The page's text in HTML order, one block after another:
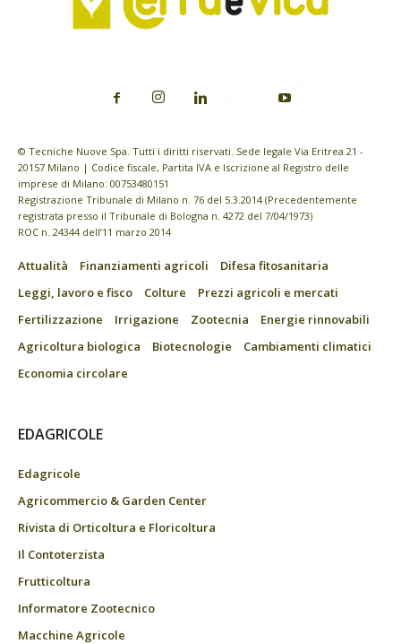
© Tecniche Nuove Spa. Tutti i diritti riservati. Sede legale Via Eritrea 21 -
20157 Milano | Codice fiscale, Partita IVA e Iscrizione al Registro delle
imprese di Milano: 00753480151
Registrazione Tribunale di Milano n. 76 del 5.3.2014 (Precedentemente
registrata presso il Tribunale di Bologna n. 4272 del 7/04/1973)
ROC n. 24344 dell’11 marzo 2014
Attualità Finanziamenti agricoli
Difesa fitosanitaria
Leggi, lavoro e fisco
Colture
Prezzi agricoli e mercati
Fertilizzazione
Irrigazione Zootecnia
Energie rinnovabili
Agricoltura biologica
Biotecnologie
Cambiamenti climatici
Economia circolare
EDAGRICOLE
Edagricole
Agricommercio & Garden Center
Rivista di Orticoltura e Floricoltura
Il Contoterzista
Frutticoltura
Informatore Zootecnico
Macchine Agricole